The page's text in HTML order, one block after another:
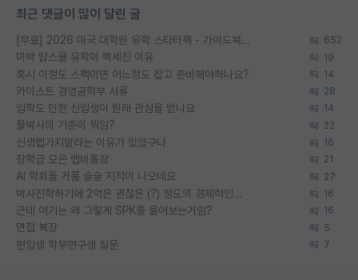
최근 댓글이 많이 달린 글
[무료] 2026 미국 대학원 유학 스타터팩 - 가이드북 & 합격자 컨택메일 템플릿 652
미박 탑스쿨 유학이 빡세진 이유 19
혹시 이정도 스펙이면 어느정도 잡고 준비해야하나요? 14
카이스트 경영공학부 서류 28
입학도 안한 신입생이 원래 관심을 받나요 14
물박사의 기준이 뭐임? 22
신생랩가지말라는 이유가 있었구나 16
장학금 모은 랩비통장 21
AI 학회들 거품 슬슬 지적이 나오네요 27
박사진학하기에 2억은 괜찮은 (?) 정도의 경제력인가요 16
근데 여기는 왜 그렇게 SPK를 물어보는거임? 16
면접 복장 5
편입생 학부연구생 질문 7